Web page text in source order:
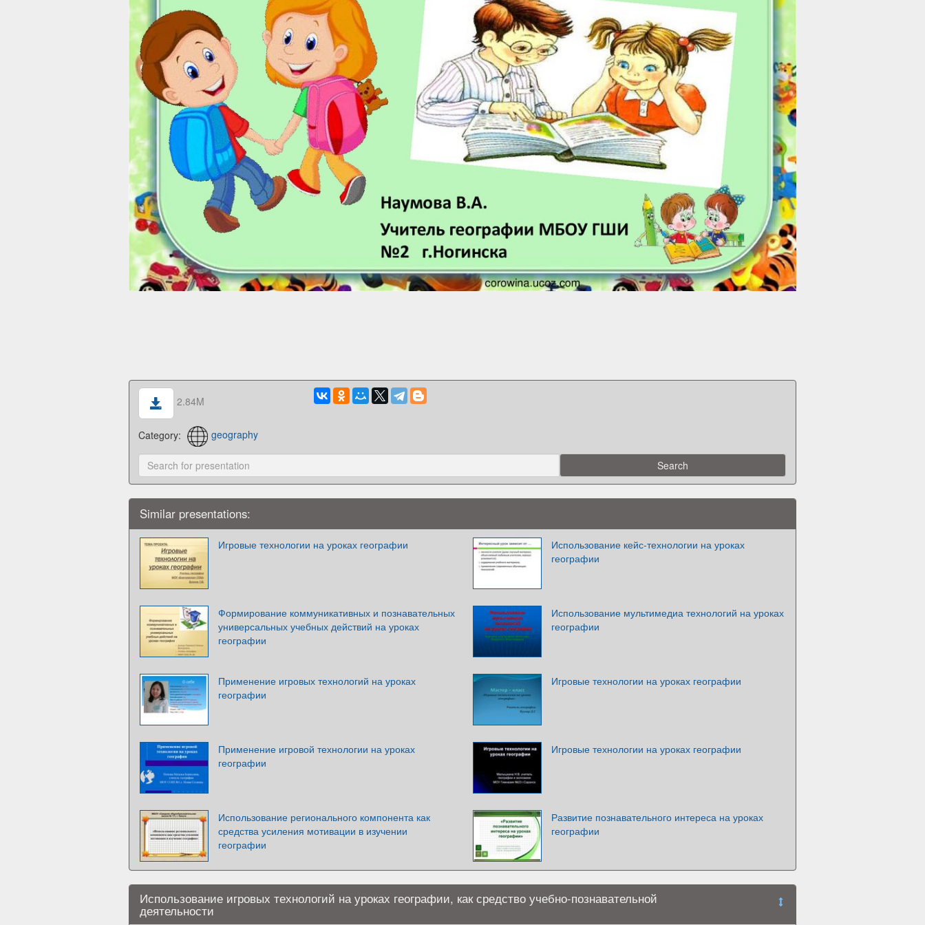
2.84M
Category: geography
Similar presentations:
Игровые технологии на уроках географии
Использование кейс-технологии на уроках
географии
Формирование коммуникативных и познавательных
универсальных учебных действий на уроках
географии
Использование мультимедиа технологий на уроках
географии
Применение игровых технологий на уроках
географии
Игровые технологии на уроках географии
Применение игровой технологии на уроках
географии
Игровые технологии на уроках географии
Использование регионального компонента как
средства усиления мотивации в изучении
географии
Развитие познавательного интереса на уроках
географии
Использование игровых технологий на уроках географии, как средство учебно-познавательной
деятельности